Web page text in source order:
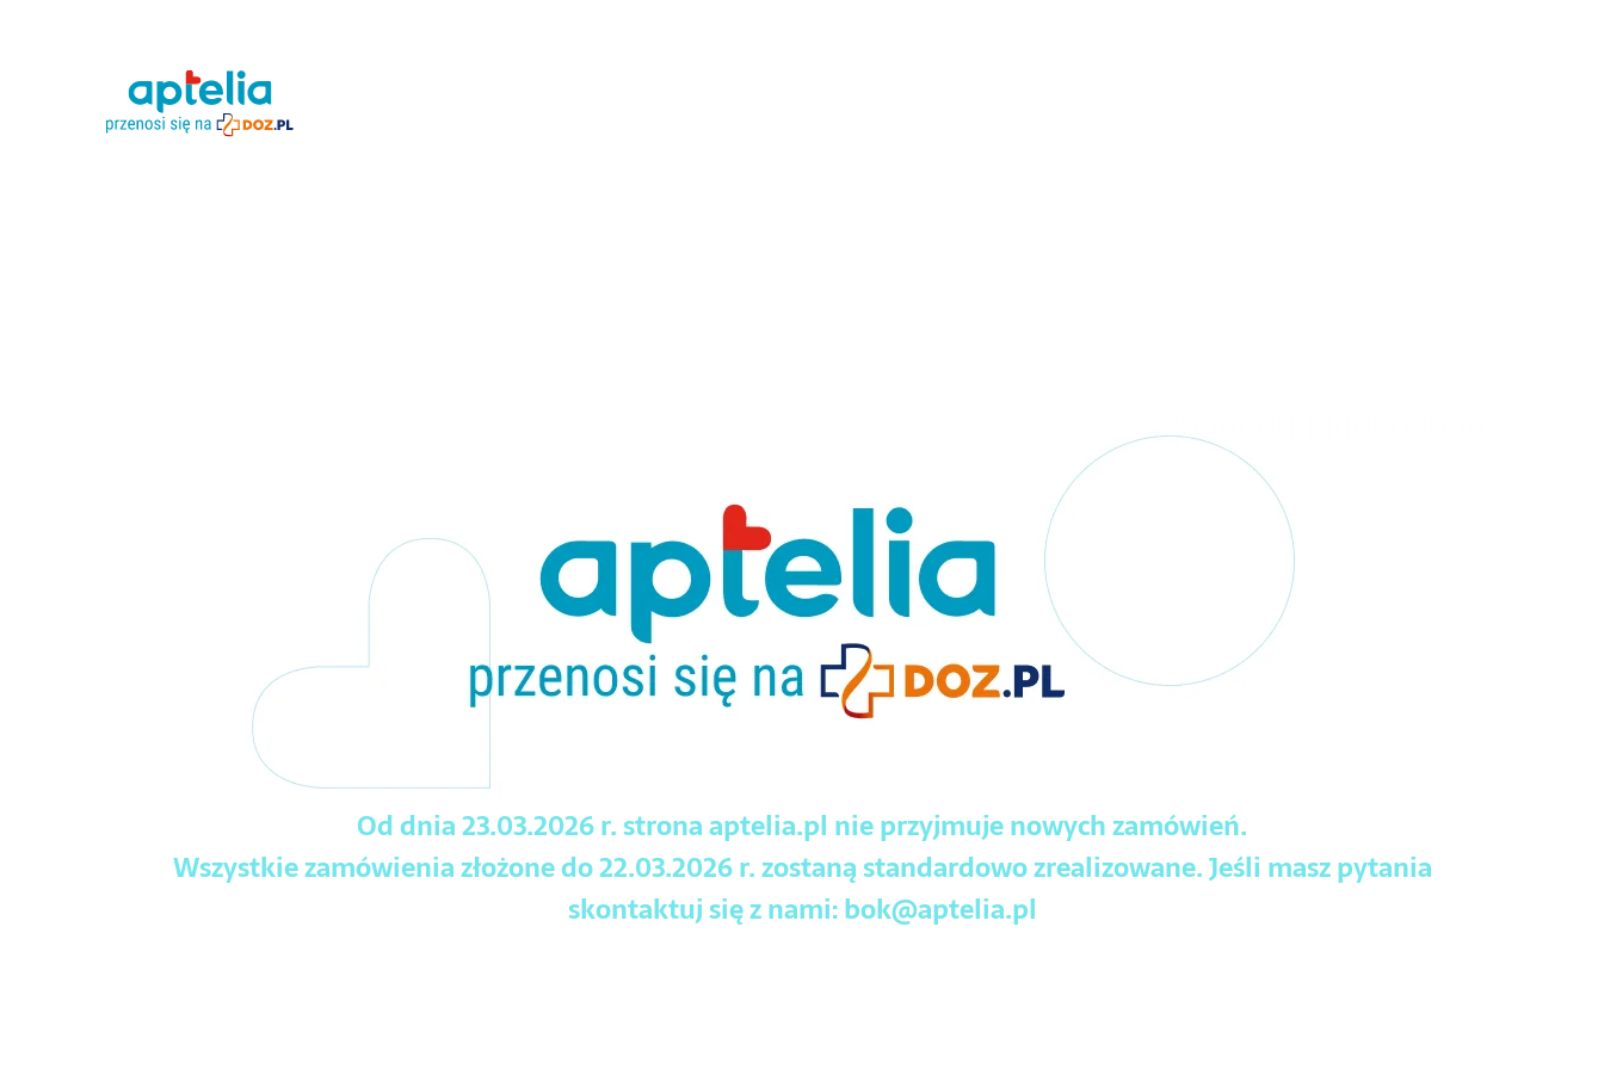
Od dnia 23.03.2026 r. strona aptelia.pl nie przyjmuje nowych zamówień.
Wszystkie zamówienia złożone do 22.03.2026 r. zostaną standardowo zrealizowane. Jeśli masz pytania
skontaktuj się z nami:bok@aptelia.pl